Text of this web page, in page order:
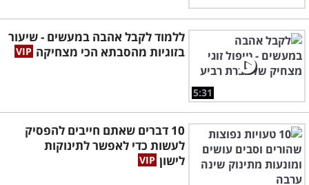
5:31
ללמוד לקבל אהבה במעשים - שיעור
בזוגיות מהסבתא הכי מצחיקה
10 דברים שאתם חייבים להפסיק
לעשות כדי לאפשר לתינוקות
לישון